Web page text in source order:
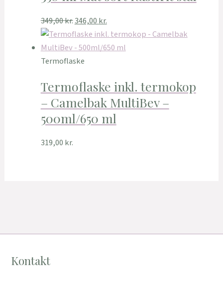
349,00kr.346,00kr.
Termoflaske
Termoflaske inkl. termokop
– Camelbak MultiBev –
500ml/650 ml
319,00 kr.
Kontakt